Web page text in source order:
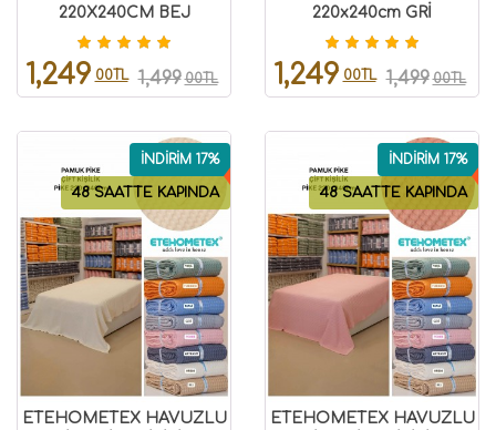
220X240CM BEJ
8696474231656
1,249 00TL 1,499 00TL
220x240cm GRİ
8696474231653
1,249 00TL 1,499 00TL
48 SAATTE KAPINDA
İNDİRİM 17%
ETEHOMETEX HAVUZLU
48 SAATTE KAPINDA
İNDİRİM 17%
ETEHOMETEX HAVUZLU